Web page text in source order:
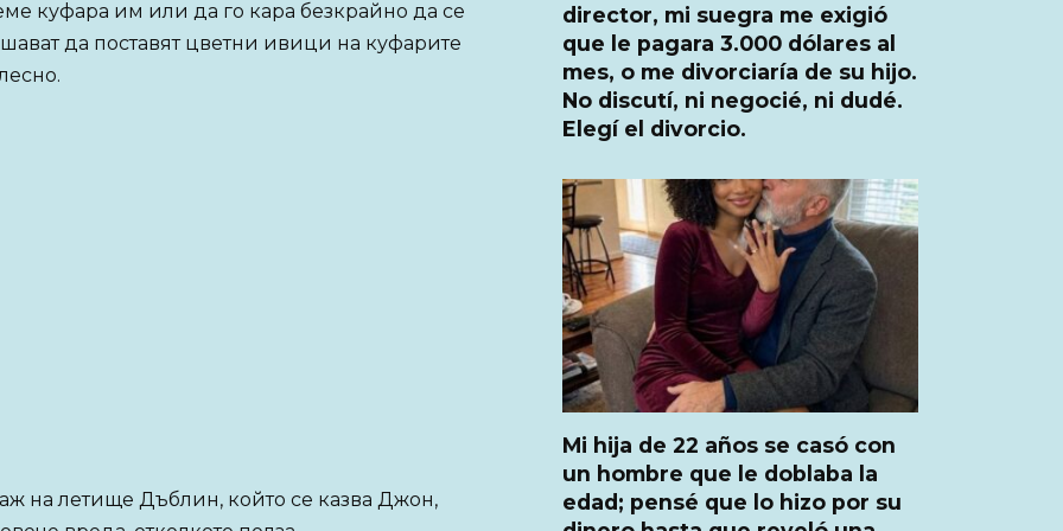
куфара им или да го кара безкрайно да се
да поставят цветни ивици на куфарите
на летище Дъблин, който се казва Джон,
director, mi suegra me exigió
que le pagara 3.000 dólares al
mes, o me divorciaría de su hijo.
No discutí, ni negocié, ni dudé.
Elegí el divorcio.
Mi hija de 22 años se casó con
un hombre que le doblaba la
edad; pensé que lo hizo por su